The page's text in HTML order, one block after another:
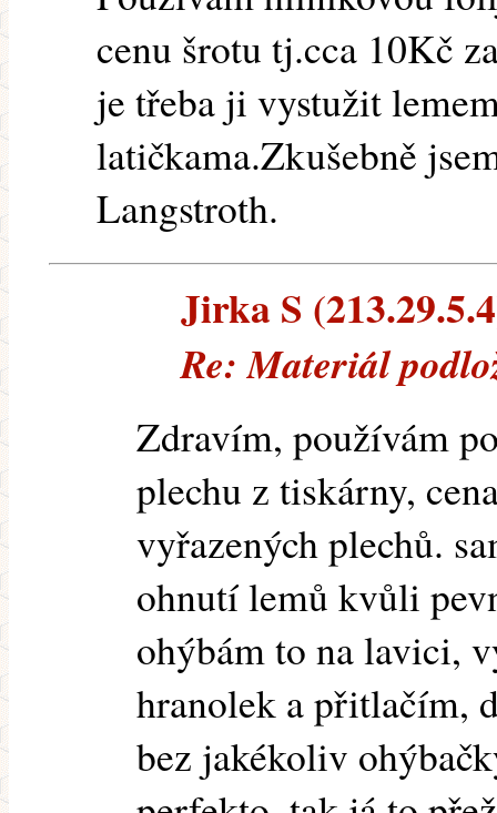
cenu šrotu tj.cca 10Kč
je třeba ji vystužit
latičkama.Zkušebně
Langstroth.
Jirka S
Re: Materiál
Zdravím, používám
plechu z tiskárny,
vyřazených plechů.
ohnutí lemů kvůli
ohýbám to na lavici,
hranolek a přitlačím,
bez jakékoliv